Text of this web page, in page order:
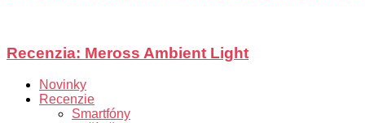
Recenzia: Meross Ambient Light
Novinky
Recenzie
Smartfóny